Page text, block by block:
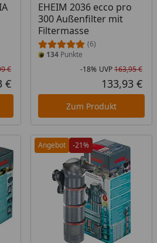
Rabatt in Prozent
Ursprünglicher Preis
€
Aktueller Preis
€
EHEIM 2036 ecco pro
300 Außenfilter mit
Filtermasse
(6)
134Punkte
-18% UVP163,95 €
133,93 €
Zum Produkt
Angebot -21%